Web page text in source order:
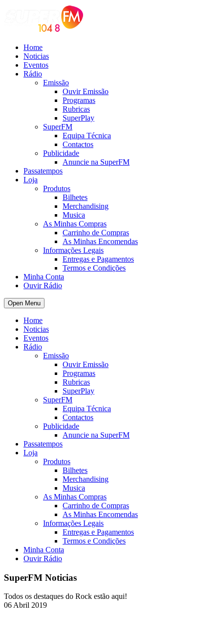
Home
Noticias
Eventos
Rádio
Emissão
Ouvir Emissão
Programas
Rubricas
SuperPlay
SuperFM
Equipa Técnica
Contactos
Publicidade
Anuncie na SuperFM
Passatempos
Loja
Produtos
Bilhetes
Merchandising
Musica
As Minhas Compras
Carrinho de Compras
As Minhas Encomendas
Informações Legais
Entregas e Pagamentos
Termos e Condições
Minha Conta
Ouvir Rádio
Open Menu
Home
Noticias
Eventos
Rádio
Emissão
Ouvir Emissão
Programas
Rubricas
SuperPlay
SuperFM
Equipa Técnica
Contactos
Publicidade
Anuncie na SuperFM
Passatempos
Loja
Produtos
Bilhetes
Merchandising
Musica
As Minhas Compras
Carrinho de Compras
As Minhas Encomendas
Informações Legais
Entregas e Pagamentos
Termos e Condições
Minha Conta
Ouvir Rádio
SuperFM Noticias
Todos os destaques do Rock estão aqui!
06Abril 2019